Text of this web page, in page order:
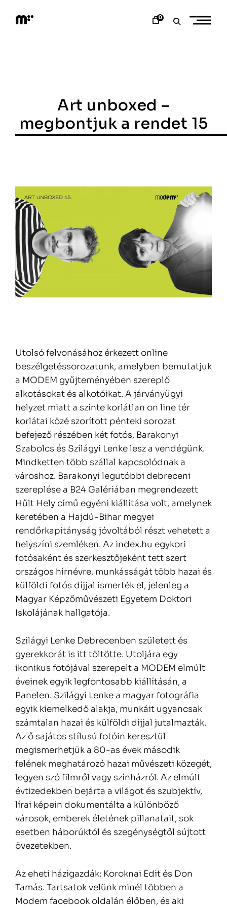
content
0
Art unboxed –
megbontjuk a rendet 15
Utolsó felvonásához érkezett online
beszélgetéssorozatunk, amelyben bemutatjuk
a MODEM gyűjteményében szereplő
alkotásokat és alkotóikat. A járványügyi
helyzet miatt a szinte korlátlan on line tér
korlátai közé szorított pénteki sorozat
befejező részében két fotós, Barakonyi
Szabolcs és Szilágyi Lenke lesz a vendégünk.
Mindketten több szállal kapcsolódnak a
városhoz. Barakonyi legutóbbi debreceni
szereplése a B24 Galériában megrendezett
Hűlt Hely című egyéni kiállítása volt, amelynek
keretében a Hajdú-Bihar megyei
rendőrkapitányság jóvoltából részt vehetett a
helyszíni szemléken. Az index.hu egykori
fotósaként és szerkesztőjeként tett szert
országos hírnévre, munkásságát több hazai és
külföldi fotós díjjal ismerték el, jelenleg a
Magyar Képzőművészeti Egyetem Doktori
Iskolájának hallgatója.
Szilágyi Lenke Debrecenben született és
gyerekkorát is itt töltötte. Utoljára egy
ikonikus fotójával szerepelt a MODEM elmúlt
éveinek egyik legfontosabb kiállításán, a
Panelen. Szilágyi Lenke a magyar fotográfia
egyik kiemelkedő alakja, munkáit ugyancsak
számtalan hazai és külföldi díjjal jutalmazták.
Az ő sajátos stílusú fotóin keresztül
megismerhetjük a 80-as évek második
felének meghatározó hazai művészeti közegét,
legyen szó filmről vagy színházról. Az elmúlt
évtizedekben bejárta a világot és szubjektív,
lírai képein dokumentálta a különböző
városok, emberek életének pillanatait, sok
esetben háborúktól és szegénységtől sújtott
övezetekben.
Az eheti házigazdák: Koroknai Edit és Don
Tamás. Tartsatok velünk minél többen a
Modem facebook oldalán élőben, és aki